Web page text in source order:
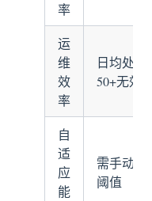
率
运
维
效
率
日均处理
50+无效
自
适
应
能
需手动调
阈值